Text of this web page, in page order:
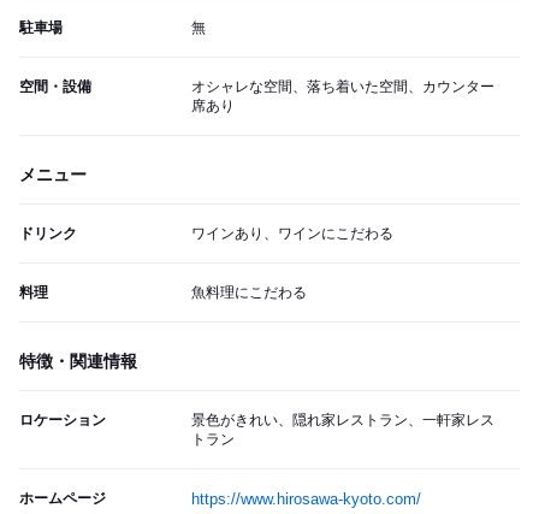
駐車場 無
空間・設備
オシャレな空間、落ち着いた空間、カウンター
席あり
メニュー
ドリンク ワインあり、ワインにこだわる
料理 魚料理にこだわる
特徴・関連情報
ロケーション
景色がきれい、隠れ家レストラン、一軒家レス
トラン
ホームページ https://www.hirosawa-kyoto.com/